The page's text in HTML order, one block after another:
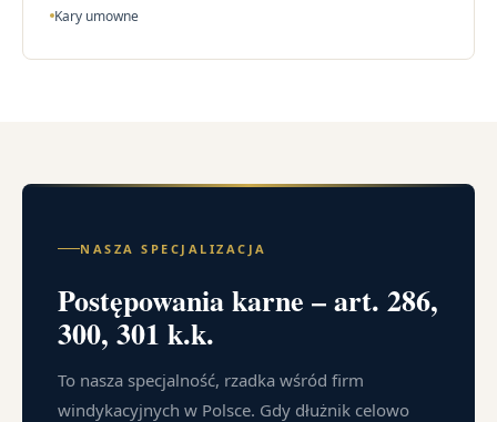
Kary umowne
NASZA SPECJALIZACJA
Postępowania karne – art. 286,
300, 301 k.k.
To nasza specjalność, rzadka wśród firm
windykacyjnych w Polsce. Gdy dłużnik celowo